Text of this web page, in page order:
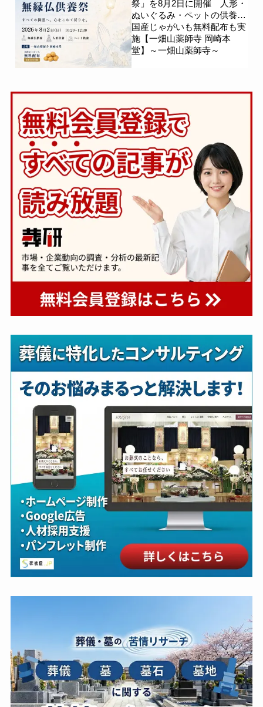
祭」を8月2日に開催 人形・
ぬいぐるみ・ペットの供養、
国産じゃがいも無料配布も実
施【一畑山薬師寺 岡崎本
堂】～一畑山薬師寺～